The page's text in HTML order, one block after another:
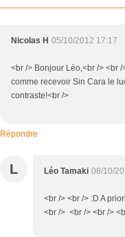
Nicolas H 05/10/2012 17:17
<br /> Bonjour Léo,<br /> <br
comme recevoir Sin Cara le
contraste!<br />
Répondre
L Léo Tamaki 08/10/
<br /> <br /> :D A
<br /> <br /> <br />